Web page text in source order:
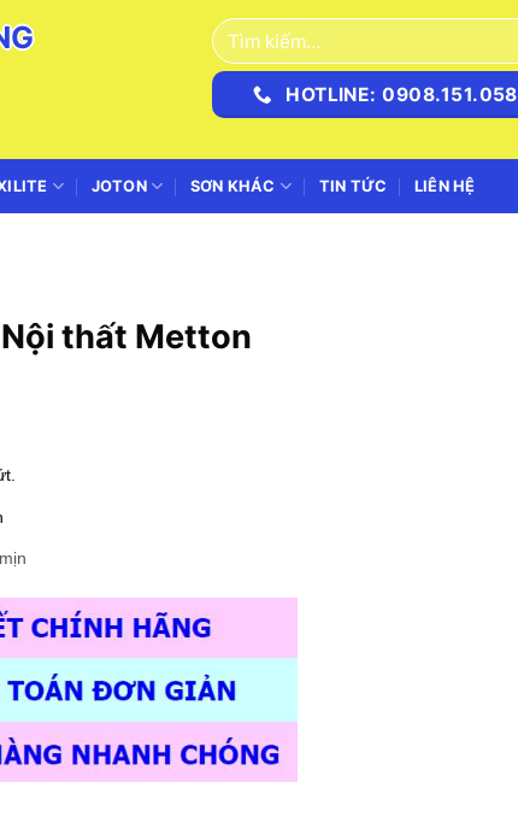
Tìm
kiếm:
HOTLINE: 0908.151.058
JOTON SƠN KHÁC TIN TỨC LIÊN HỆ
thất Metton
số lượng